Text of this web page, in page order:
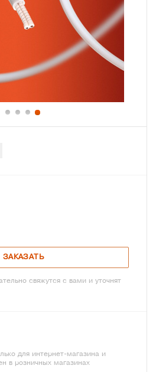
ЗАКАЗАТЬ
свяжутся с вами и уточнят
для интернет-магазина и
в розничных магазинах